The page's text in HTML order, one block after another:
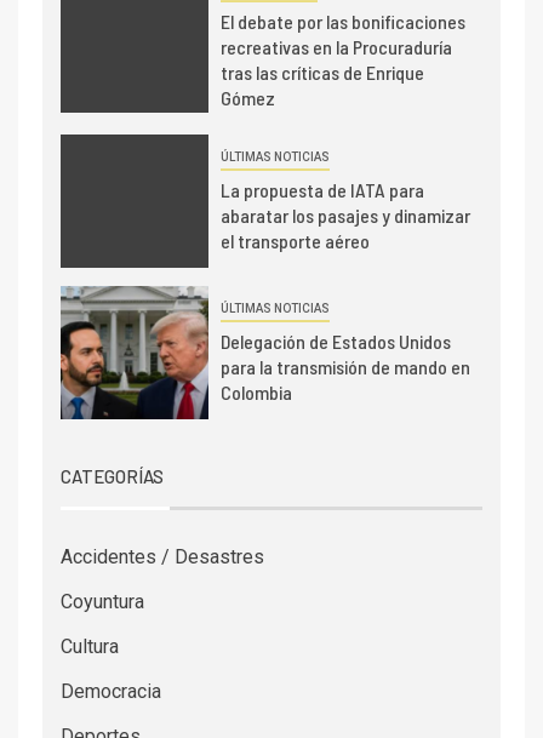
El debate por las bonificaciones
recreativas en la Procuraduría
tras las críticas de Enrique
Gómez
ÚLTIMAS NOTICIAS
La propuesta de IATA para
abaratar los pasajes y dinamizar
el transporte aéreo
ÚLTIMAS NOTICIAS
Delegación de Estados Unidos
para la transmisión de mando en
Colombia
CATEGORÍAS
Accidentes / Desastres
Coyuntura
Cultura
Democracia